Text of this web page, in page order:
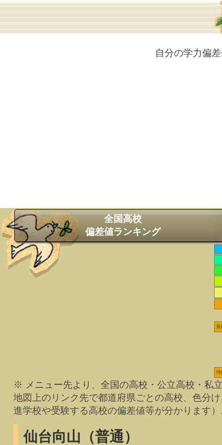
自分の学力偏
全国高校
偏差値ランキング
長
沖
※ メニュー先より、全国の高校・公立高校・私
地図上のリンク先で都道府県ごとの高校、色分
進学校や受験する高校の偏差値等が分かります
仙台向山（普通）